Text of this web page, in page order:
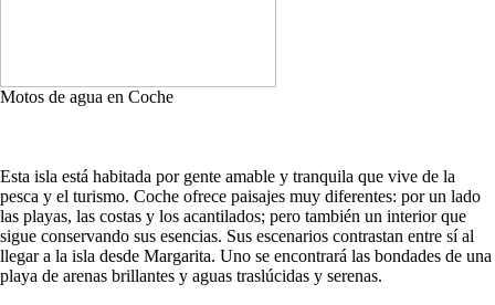
Motos de agua en Coche
Esta isla está habitada por gente amable y tranquila que vive de la
pesca y el turismo. Coche ofrece paisajes muy diferentes: por un lado
las playas, las costas y los acantilados; pero también un interior que
sigue conservando sus esencias. Sus escenarios contrastan entre sí al
llegar a la isla desde Margarita. Uno se encontrará las bondades de una
playa de arenas brillantes y aguas traslúcidas y serenas.